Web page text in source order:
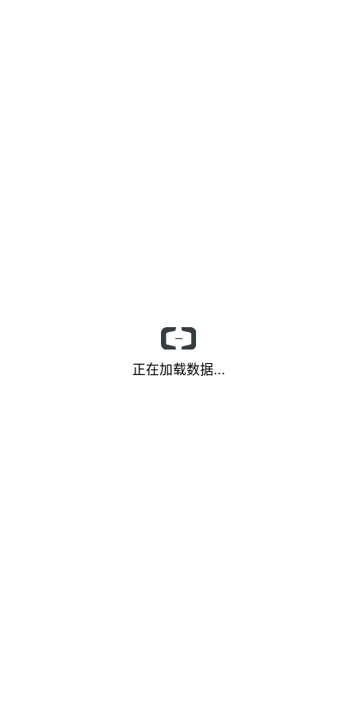
正在加载数据...